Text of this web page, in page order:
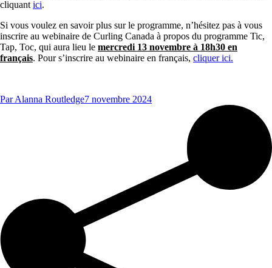
cliquant ici.
Si vous voulez en savoir plus sur le programme, n’hésitez pas à vous
inscrire au webinaire de Curling Canada à propos du programme Tic,
Tap, Toc, qui aura lieu le mercredi 13 novembre à 18h30 en
français. Pour s’inscrire au webinaire en français, cliquer ici.
ParAlanna Routledge7 novembre 2024